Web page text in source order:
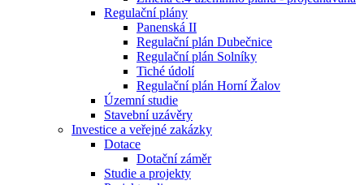
Regulační plány
Panenská II
Regulační plán Dubečnice
Regulační plán Solníky
Tiché údolí
Regulační plán Horní Žalov
Územní studie
Stavební uzávěry
Investice a veřejné zakázky
Dotace
Dotační záměr
Studie a projekty